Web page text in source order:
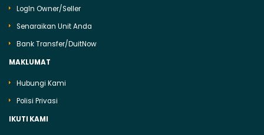
LogIn Owner/Seller
Senaraikan Unit Anda
Bank Transfer/DuitNow
MAKLUMAT
Hubungi Kami
Polisi Privasi
IKUTI KAMI